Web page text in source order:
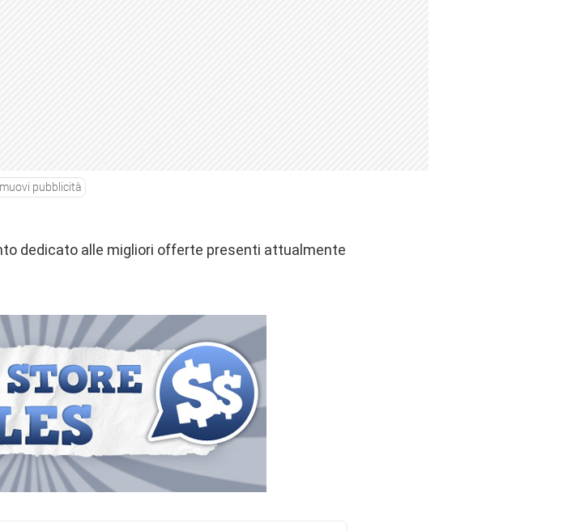
pubblicità
dedicato alle migliori offerte presenti attualmente